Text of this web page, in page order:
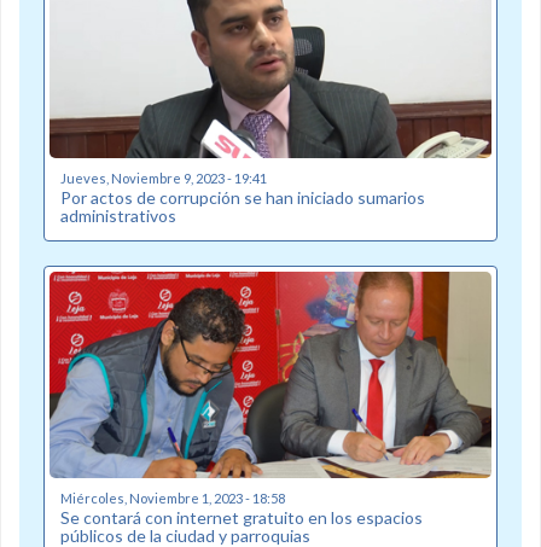
Jueves, Noviembre 9, 2023 - 19:41
Por actos de corrupción se han iniciado sumarios
administrativos
Miércoles, Noviembre 1, 2023 - 18:58
Se contará con internet gratuito en los espacios
públicos de la ciudad y parroquias